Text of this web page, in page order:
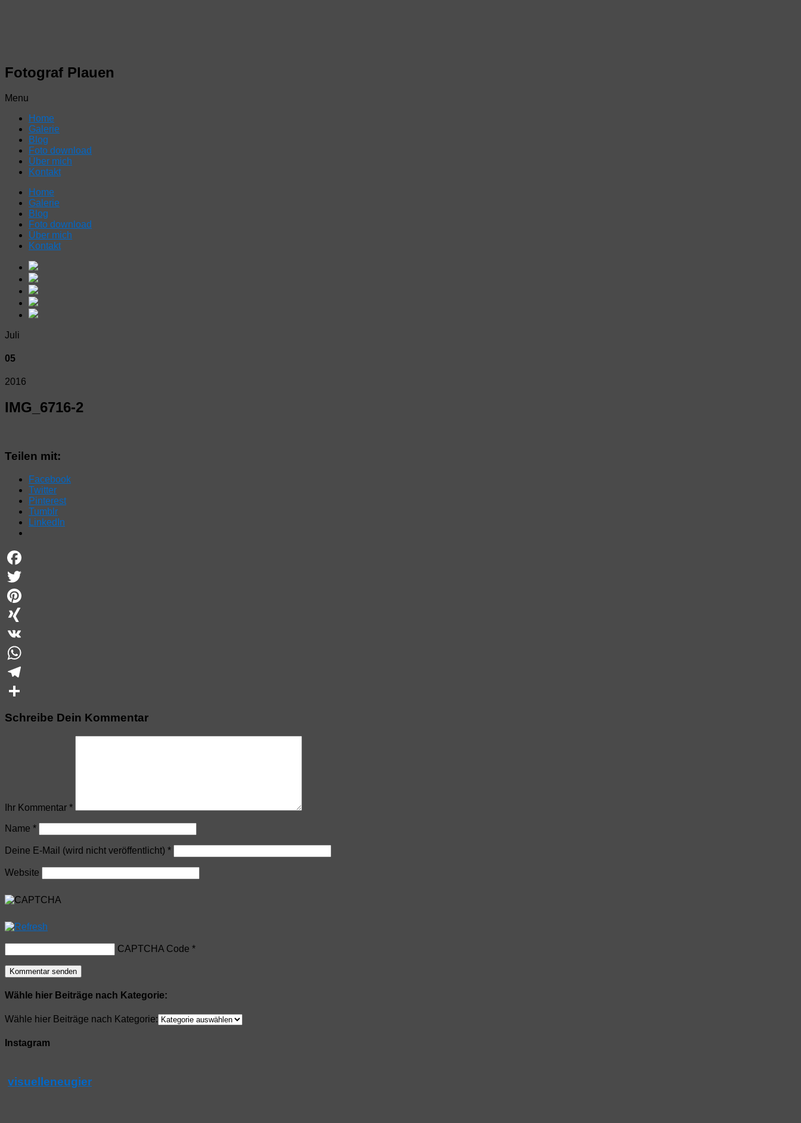
Fotograf Plauen
Menu
Home
Galerie
Blog
Foto download
Über mich
Kontakt
Home
Galerie
Blog
Foto download
Über mich
Kontakt
Juli
05
2016
IMG_6716-2
Teilen mit:
Facebook
Twitter
Pinterest
Tumblr
LinkedIn
Facebook
Twitter
Pinterest
XING
VK
WhatsApp
Telegram
Schreibe Dein Kommentar
Ihr Kommentar *
Name *
Deine E-Mail (wird nicht veröffentlicht) *
Website
CAPTCHA Code *
Wähle hier Beiträge nach Kategorie:
Wähle hier Beiträge nach Kategorie:
Instagram
visuelleneugier